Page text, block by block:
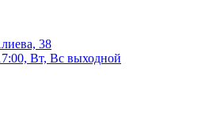
38
Вт, Вс выходной